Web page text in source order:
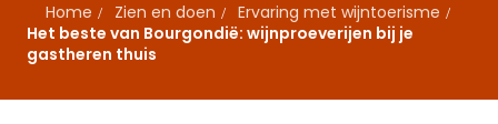
Home Zien en doen
Ervaring met wijntoerisme
Het beste van Bourgondië: wijnproeverijen bij je
gastheren thuis